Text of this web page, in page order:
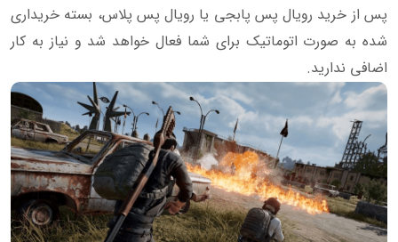
پس از خرید رویال پس پابجی یا رویال پس پلاس، بسته خریداری
شده به صورت اتوماتیک برای شما فعال خواهد شد و نیاز به کار
اضافی ندارید.